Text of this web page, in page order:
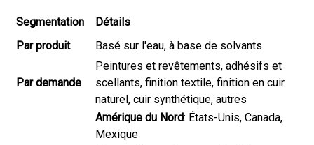
Segmentation
Détails
Par produit
Basé sur l'eau, à base de solvants
Par demande
Peintures et revêtements, adhésifs et
scellants, finition textile, finition en cuir
naturel, cuir synthétique, autres
Amérique du Nord: États-Unis, Canada,
Mexique